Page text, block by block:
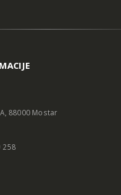
88000 Mostar
258